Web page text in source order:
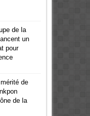
de la
un
pour
de
de la